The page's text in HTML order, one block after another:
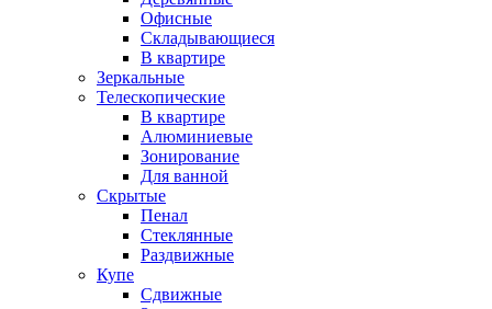
Офисные
Складывающиеся
В квартире
Зеркальные
Телескопические
В квартире
Алюминиевые
Зонирование
Для ванной
Скрытые
Пенал
Стеклянные
Раздвижные
Купе
Сдвижные